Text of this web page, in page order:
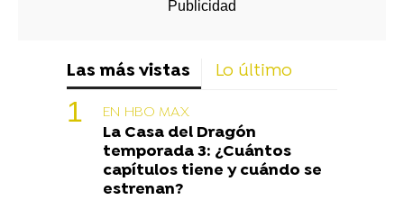
Las más vistas Lo último
EN HBO MAX
La Casa del Dragón
temporada 3: ¿Cuántos
capítulos tiene y cuándo se
estrenan?